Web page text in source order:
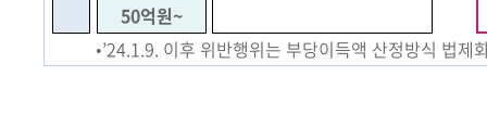
50억원~
•’24.1.9. 이후 위반행위는 부당이득액 산정방식 법